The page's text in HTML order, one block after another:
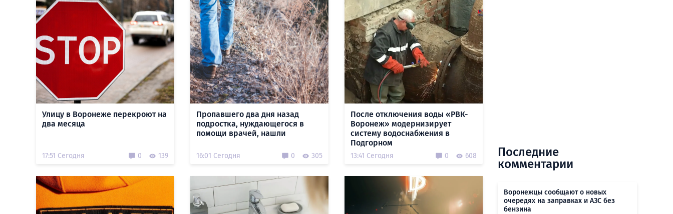
Улицу в Воронеже перекроют на
два месяца
17:51 Сегодня 0 139
Пропавшего два дня назад
подростка, нуждающегося в
помощи врачей, нашли
16:01 Сегодня 0 305
После отключения воды «РВК-
Воронеж» модернизирует
систему водоснабжения в
Подгорном
13:41 Сегодня 0 608
Последние
комментарии
Воронежцы сообщают о новых
очередях на заправках и АЗС без
бензина